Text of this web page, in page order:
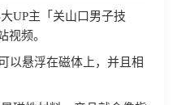
UP主「关山口男子技
视频。
以悬浮在磁体上，并且相